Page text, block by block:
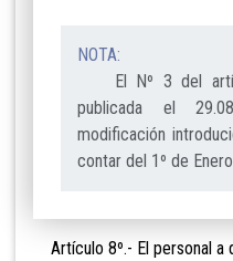
NOTA:
El Nº 3 del
publicada el
modificación
contar del 1º de
Artículo 8º.- El personal a